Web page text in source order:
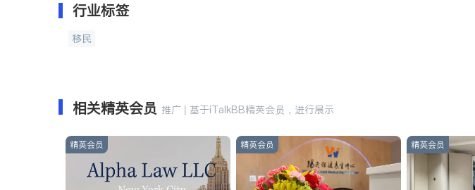
行业标签
移民
相关精英会员 推广 | 基于iTalkBB精英会员，进行展示
精英会员 精英会员 精英会员